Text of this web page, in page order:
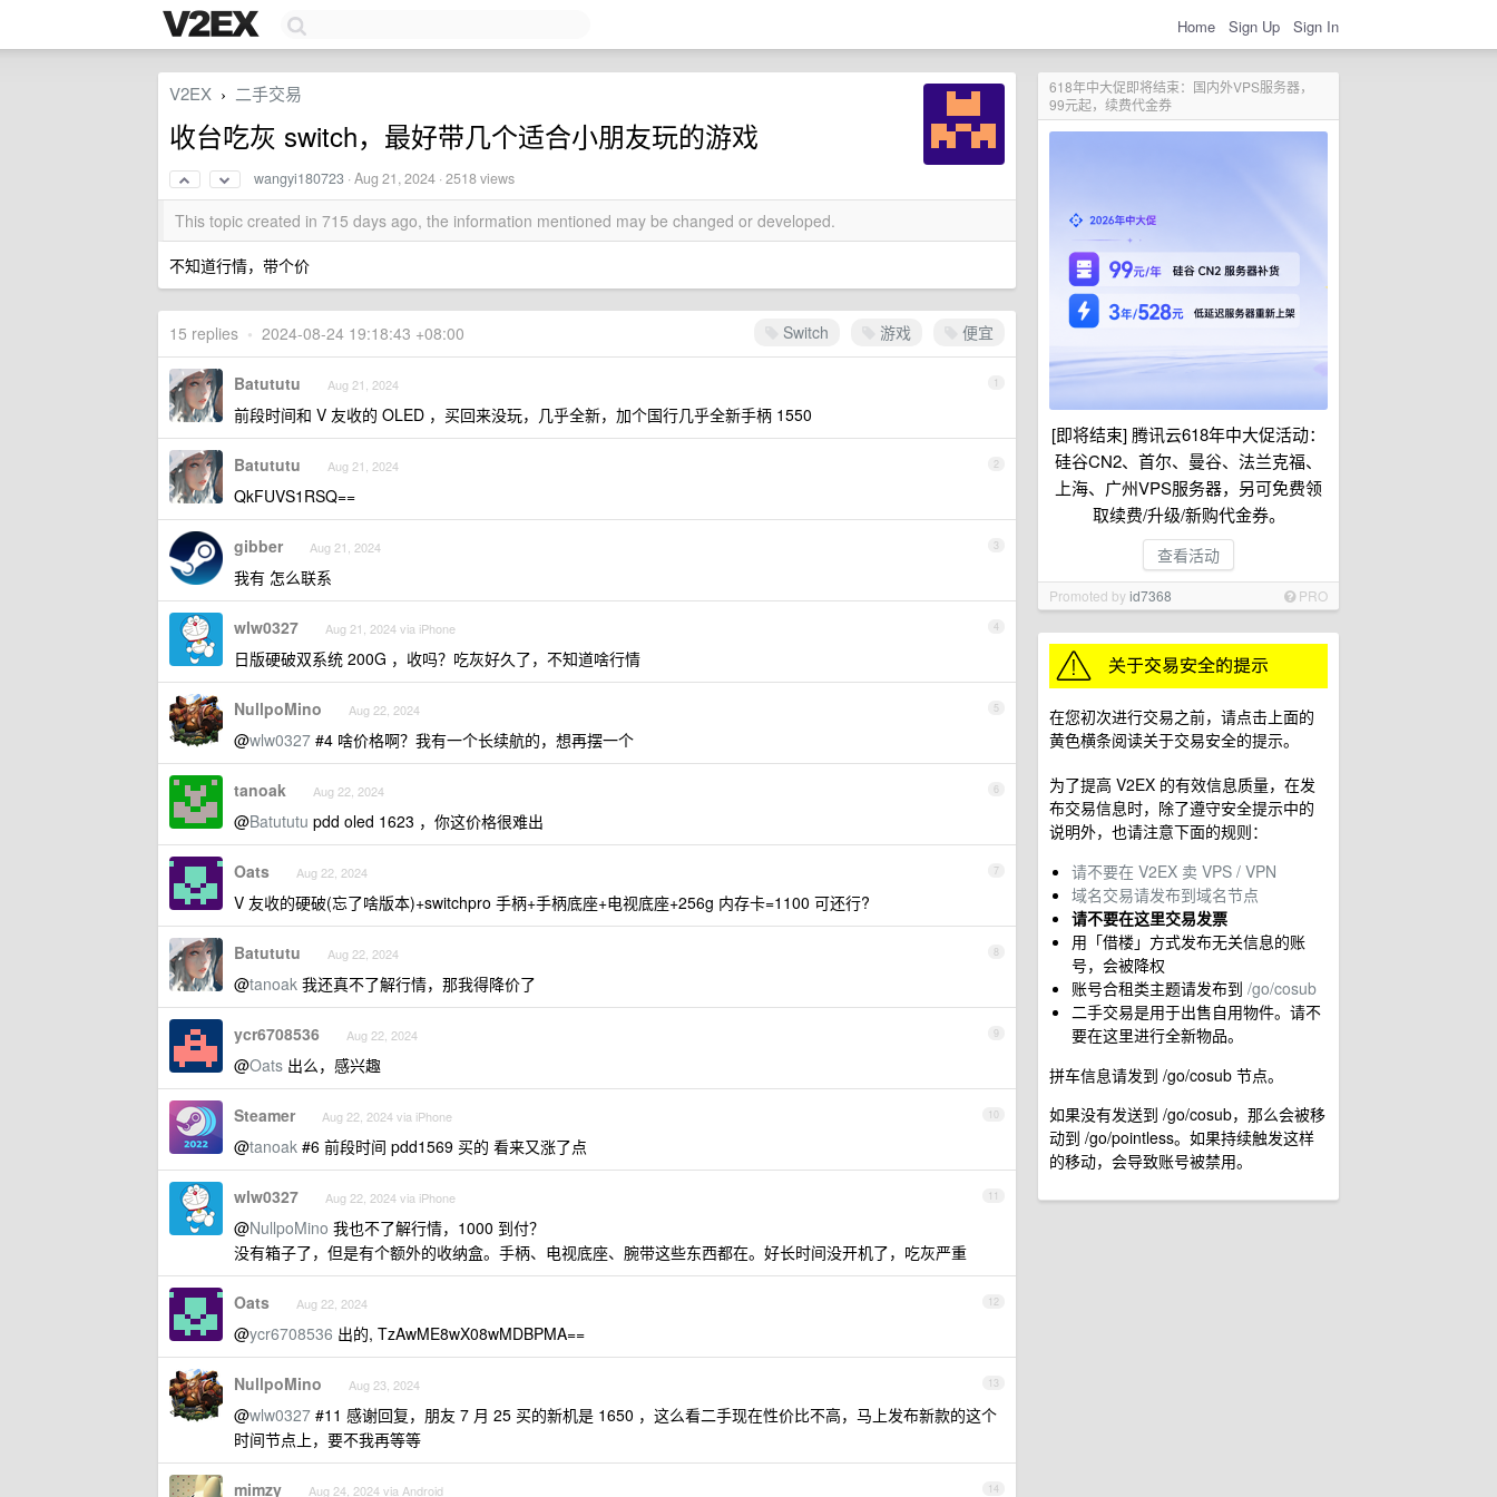
Home Sign Up Sign In
618年中大促即将结束：国内外VPS服务器，
99元起，续费代金券
[即将结束] 腾讯云618年中大促活动：
硅谷CN2、首尔、曼谷、法兰克福、
上海、广州VPS服务器，另可免费领
取续费/升级/新购代金券。
查看活动
Promoted byid7368 PRO
在您初次进行交易之前，请点击上面的
黄色横条阅读关于交易安全的提示。
为了提高 V2EX 的有效信息质量，在发
布交易信息时，除了遵守安全提示中的
说明外，也请注意下面的规则：
请不要在 V2EX 卖 VPS / VPN
域名交易请发布到域名节点
请不要在这里交易发票
用「借楼」方式发布无关信息的账
号，会被降权
账号合租类主题请发布到 /go/cosub
二手交易是用于出售自用物件。请不
要在这里进行全新物品。
拼车信息请发到 /go/cosub 节点。
如果没有发送到 /go/cosub，那么会被移
动到 /go/pointless。如果持续触发这样
的移动，会导致账号被禁用。
V2EX › 二手交易
收台吃灰 switch，最好带几个适合小朋友玩的游戏
wangyi180723 ·Aug 21, 2024 · 2518 views
This topic created in 715 days ago, the information mentioned may be changed or developed.
不知道行情，带个价
Switch 游戏 便宜
15 replies • 2024-08-24 19:18:43 +08:00
1
Batututu Aug 21, 2024
前段时间和 V 友收的 OLED ，买回来没玩，几乎全新，加个国行几乎全新手柄 1550
2
Batututu Aug 21, 2024
QkFUVS1RSQ==
3
gibber Aug 21, 2024
我有 怎么联系
4
wlw0327 Aug 21, 2024 via iPhone
日版硬破双系统 200G ，收吗？吃灰好久了，不知道啥行情
5
NullpoMino Aug 22, 2024
@wlw0327 #4 啥价格啊？我有一个长续航的，想再摆一个
6
tanoak Aug 22, 2024
@Batututu pdd oled 1623 ，你这价格很难出
7
Oats Aug 22, 2024
V 友收的硬破(忘了啥版本)+switchpro 手柄+手柄底座+电视底座+256g 内存卡=1100 可还行?
8
Batututu Aug 22, 2024
@tanoak 我还真不了解行情，那我得降价了
9
ycr6708536 Aug 22, 2024
@Oats 出么，感兴趣
10
Steamer Aug 22, 2024 via iPhone
@tanoak #6 前段时间 pdd1569 买的 看来又涨了点
11
wlw0327 Aug 22, 2024 via iPhone
@NullpoMino 我也不了解行情，1000 到付？
没有箱子了，但是有个额外的收纳盒。手柄、电视底座、腕带这些东西都在。好长时间没开机了，吃灰严重
12
Oats Aug 22, 2024
@ycr6708536 出的, TzAwME8wX08wMDBPMA==
13
NullpoMino Aug 23, 2024
@wlw0327 #11 感谢回复，朋友 7 月 25 买的新机是 1650 ，这么看二手现在性价比不高，马上发布新款的这个
时间节点上，要不我再等等
14
mimzy Aug 24, 2024 via Android